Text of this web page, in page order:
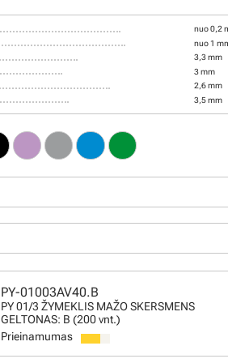
nuo 0,2
nuo 1
3,3 mm
3 mm
2,6 mm
3,5 mm
PY-01003AV40.B
PY 01/3 ŽYMEKLIS MAŽO SKERSMENS
GELTONAS: B (200 vnt.)
Prieinamumas